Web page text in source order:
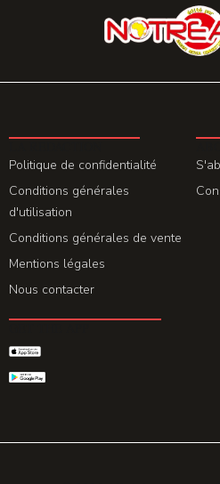
Politique de confidentialité
Conditions générales
d'utilisation
Conditions générales de vente
Mentions légales
Nous contacter